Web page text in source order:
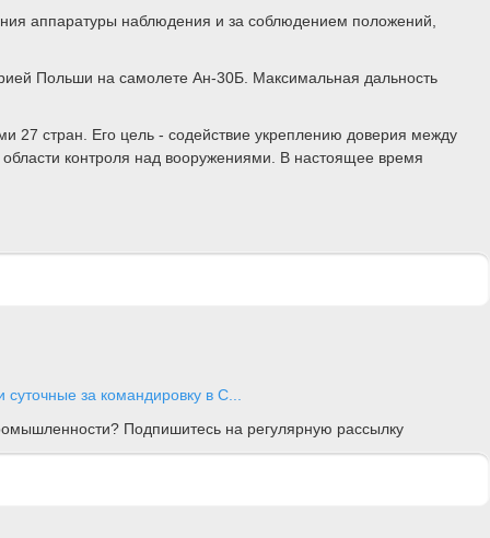
аппаратуры наблюдения и за соблюдением положений,
Польши на самолете Ан-30Б. Максимальная дальность
27 стран. Его цель - содействие укреплению доверия между
контроля над вооружениями. В настоящее время
за командировку в С...
Подпишитесь на регулярную рассылку